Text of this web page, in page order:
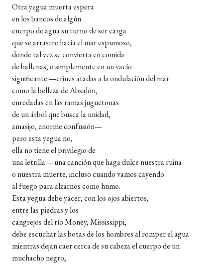
Otra yegua muerta espera
en los bancos de algún
cuerpo de agua su turno de ser carga
que se arrastre hacia el mar espumoso,
donde tal vez se convierta en comida
de ballenas, o simplemente en un vacío
significante —crines atadas a la ondulación del mar
como la belleza de Absalón,
enredadas en las ramas juguetonas
de un árbol que busca la unidad,
amasijo, enorme confusión—
pero esta yegua no,
ella no tiene el privilegio de
una letrilla —una canción que haga dulce nuestra ruina
o nuestra muerte, incluso cuando vamos cayendo
al fuego para alzarnos como humo.
Esta yegua debe yacer, con los ojos abiertos,
entre las piedras y los
cangrejos del río Money, Mississippi,
debe escuchar las botas de los hombres al romper el agua
mientras dejan caer cerca de su cabeza el cuerpo de un
muchacho negro,